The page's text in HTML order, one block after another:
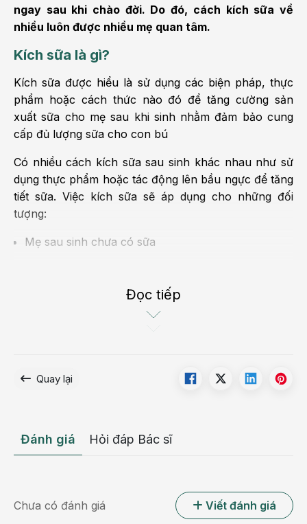
ngay sau khi chào đời. Do đó, cách kích sữa về
nhiều luôn được nhiều mẹ quan tâm.
Kích sữa là gì?
Kích sữa được hiểu là sử dụng các biện pháp, thực
phẩm hoặc cách thức nào đó để tăng cường sản
xuất sữa cho mẹ sau khi sinh nhằm đảm bảo cung
cấp đủ lượng sữa cho con bú
Có nhiều cách kích sữa sau sinh khác nhau như sử
dụng thực phẩm hoặc tác động lên bầu ngực để tăng
tiết sữa. Việc kích sữa sẽ áp dụng cho những đối
tượng:
Mẹ sau sinh chưa có sữa
Mẹ sau sinh bị mất sữaĐọc tiếp
Quay lại
Đánh giá Hỏi đáp Bác sĩ
Chưa có đánh giá Viết đánh giá